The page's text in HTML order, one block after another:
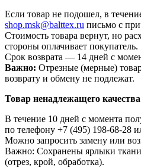
Если товар не подошел, в
shop.msk@balttex.ru письмо с
Стоимость товара вернут, но
стороны оплачивает покупатель.
Срок возврата — 14 дней с
Важно: Отрезные (мерные)
возврату и обмену не подлежат.
Товар ненадлежащего качества
В течение 10 дней с момента
по телефону +7 (495) 198-68-28
Можно запросить замену или
Важно: Сохранены ярлыки
(отрез, крой, обработка).